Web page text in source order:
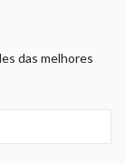
das melhores